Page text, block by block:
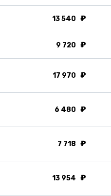
13 540
9 720
17 970
6 480
7 718
13 954